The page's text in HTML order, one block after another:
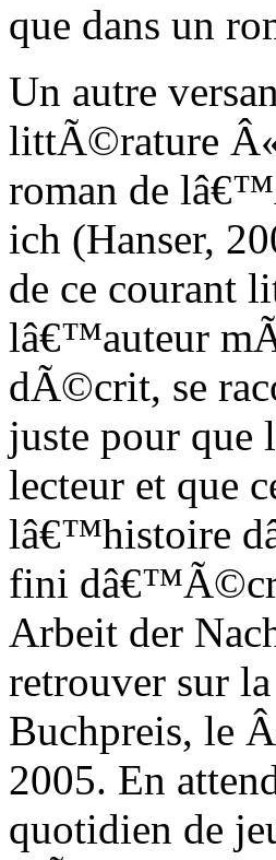
que dans un
Un autre
littÃ©rature
roman de
ich (Hanser,
de ce courant
lâ€™auteur
dÃ©crit, se
juste pour que
lecteur et que
lâ€™histoire
fini
Arbeit der
retrouver sur
Buchpreis, le
2005. En
quotidien de